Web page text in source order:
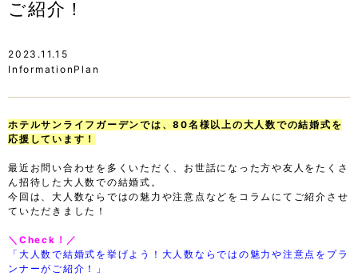
ご紹介！
2023.11.15
InformationPlan
ホテルサンライフガーデンでは、80名様以上の大人数での結婚式を
応援しています！
最近お問い合わせを多くいただく、お世話になった方や友人をたくさ
ん招待した大人数での結婚式。
今回は、大人数ならではの魅力や注意点などをコラムにてご紹介させ
ていただきました！
＼Check！／
「大人数で結婚式を挙げよう！大人数ならではの魅力や注意点をプラ
ンナーがご紹介！」